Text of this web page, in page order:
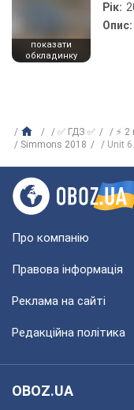
показати
обкладинку
Рік:
Опис:
✅ ГДЗ ✅ ⚡ 2
Simmons 2018
Unit
Про компанію
Правова інформація
Реклама на сайті
Редакційна політика
OBOZ.UA